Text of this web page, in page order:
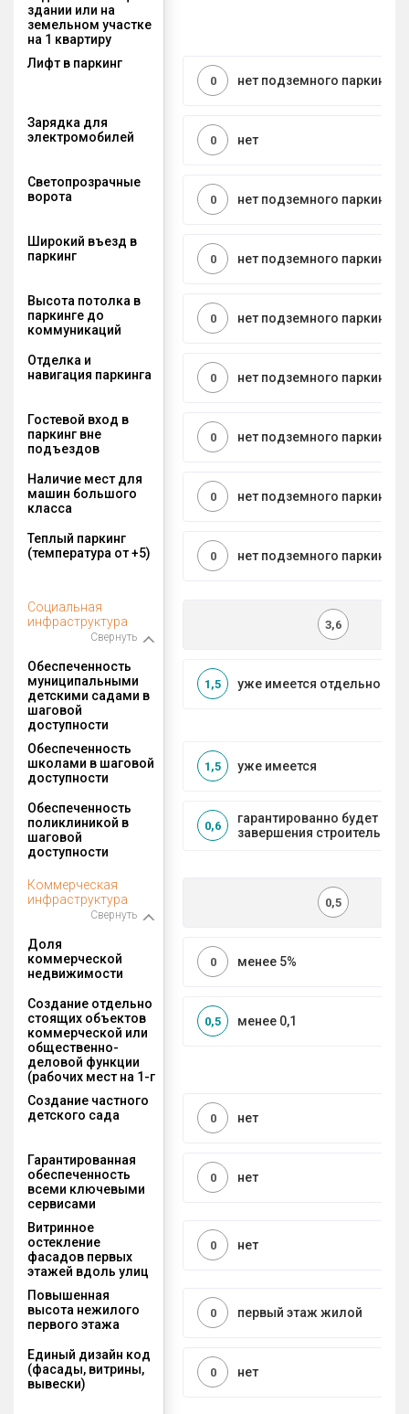
здании или на
земельном участке
на 1 квартиру
Лифт в паркинг
нет подземного паркинга
0
Зарядка для
электромобилей
нет
0
Светопрозрачные
ворота
нет подземного паркинга
0
Широкий въезд в
паркинг
нет подземного паркинга
0
Высота потолка в
паркинге до
коммуникаций
нет подземного паркинга
0
Отделка и
навигация паркинга
нет подземного паркинга
0
Гостевой вход в
паркинг вне
подъездов
нет подземного паркинга
0
Наличие мест для
машин большого
класса
нет подземного паркинга
0
Теплый паркинг
(температура от +5)
нет подземного паркинга
0
Социальная
инфраструктура
Свернуть
3,6
Обеспеченность
муниципальными
детскими садами в
шаговой
доступности
уже имеется
1,5
Обеспеченность
школами в шаговой
доступности
уже имеется
1,5
Обеспеченность
поликлиникой в
шаговой
доступности
гарантированно будет
завершения строительства
0,6
Коммерческая
инфраструктура
Свернуть
0,5
Доля
коммерческой
недвижимости
менее 5%
0
Создание отдельно
стоящих объектов
коммерческой или
общественно-
деловой функции
(рабочих мест на 1-г
менее 0,1
0,5
Создание частного
детского сада
нет
0
Гарантированная
обеспеченность
всеми ключевыми
сервисами
нет
0
Витринное
остекление
фасадов первых
этажей вдоль улиц
нет
0
Повышенная
высота нежилого
первого этажа
первый этаж жилой
0
Единый дизайн код
(фасады, витрины,
вывески)
нет
0